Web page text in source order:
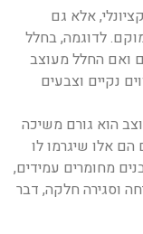
אלא גם
לדוגמה, בחלל
ואם החלל מעוצב
נקיים וצבעים
הוא גורם משיכה
הם אלו שיגרמו לו
מחומרים עמידים,
וסגירה חלקה, דבר